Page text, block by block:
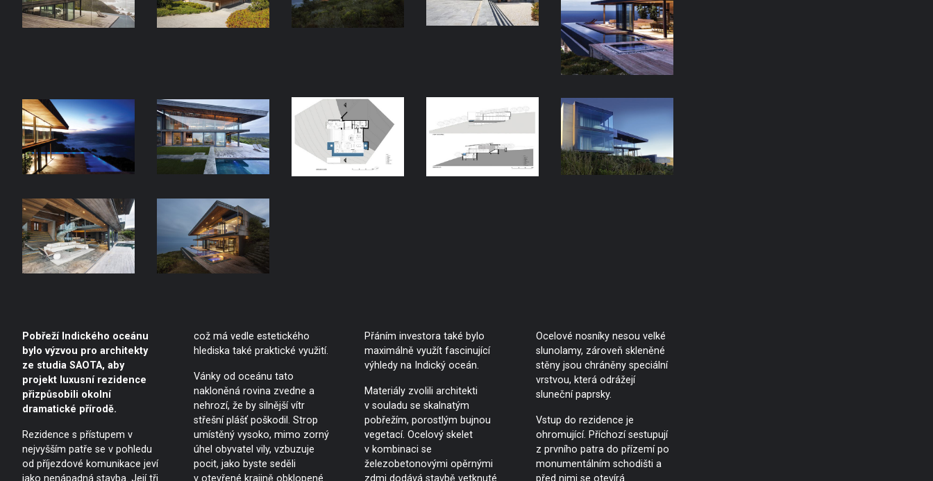
Pobřeží Indického oceánu
bylo výzvou pro architekty
ze studia SAOTA, aby
projekt luxusní rezidence
přizpůsobili okolní
dramatické přírodě.
Rezidence s přístupem v
nejvyšším patře se v pohledu
od příjezdové komunikace jeví
jako nenápadná stavba. Její tři
což má vedle estetického
hlediska také praktické využití.
Vánky od oceánu tato
nakloněná rovina zvedne a
nehrozí, že by silnější vítr
střešní plášť poškodil. Strop
umístěný vysoko, mimo zorný
úhel obyvatel vily, vzbuzuje
pocit, jako byste seděli
v otevřené krajině obklopené
Přáním investora také bylo
maximálně využít fascinující
výhledy na Indický oceán.
Materiály zvolili architekti
v souladu se skalnatým
pobřežím, porostlým bujnou
vegetací. Ocelový skelet
v kombinaci se
železobetonovými opěrnými
zdmi dodává stavbě vetknuté
Ocelové nosníky nesou velké
slunolamy, zároveň skleněné
stěny jsou chráněny speciální
vrstvou, která odrážejí
sluneční paprsky.
Vstup do rezidence je
ohromující. Příchozí sestupují
z prvního patra do přízemí po
monumentálním schodišti a
před nimi se otevírá